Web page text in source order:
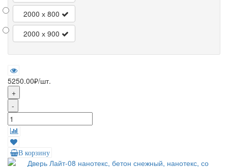
2000 х 800
2000 х 900
5250.00₽/шт.
+
-
В корзину